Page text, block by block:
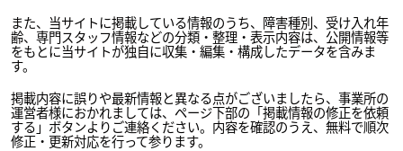
また、当サイトに掲載している情報のうち、障害種別、受け入れ年
齢、専門スタッフ情報などの分類・整理・表示内容は、公開情報等
をもとに当サイトが独自に収集・編集・構成したデータを含みま
す。
掲載内容に誤りや最新情報と異なる点がございましたら、事業所の
運営者様におかれましては、ページ下部の「掲載情報の修正を依頼
する」ボタンよりご連絡ください。内容を確認のうえ、無料で順次
修正・更新対応を行って参ります。